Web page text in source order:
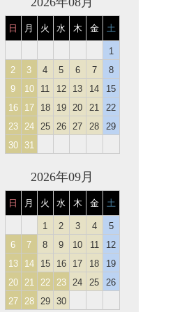
日 月 火 水 木 金 土
1
2
3 4 5 6 7
8
9
10 11 12 13 14
15
16
17 18 19 20 21
22
23
24 25 26 27 28
29
30
31
2026年09月
日 月 火 水 木 金 土
1 2 3 4
5
6
7 8 9 10 11
12
13
14 15 16 17 18
19
20
21 22 23 24 25
26
27
28 29 30